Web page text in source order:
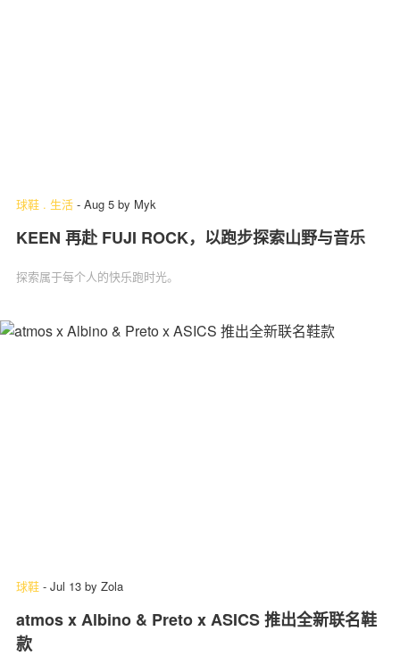
球鞋 . 生活 - Aug 5 by Myk
KEEN 再赴 FUJI ROCK，以跑步探索山野与音乐
探索属于每个人的快乐跑时光。
球鞋 - Jul 13 by Zola
atmos x Albino & Preto x ASICS 推出全新联名鞋
款